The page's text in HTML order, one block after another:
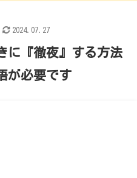
に『徹夜』する方法
が必要です
2024.07.27